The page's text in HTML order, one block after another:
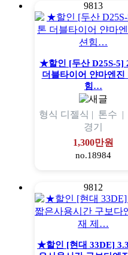
9813
★할인 [두산 D25S-5]
더블타이어 얀마엔진
힘…
형식 디젤식 | 톤수 |
경기
1,300만원
no.18984
9812
★할인 [현대 33DE]